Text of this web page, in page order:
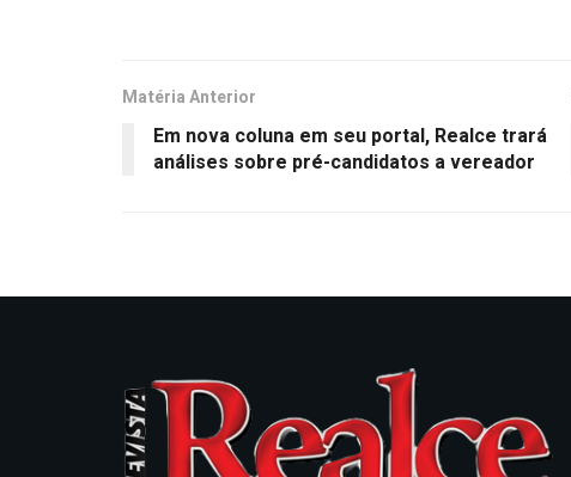
Matéria Anterior
Em nova coluna em seu portal, Realce trará
análises sobre pré-candidatos a vereador